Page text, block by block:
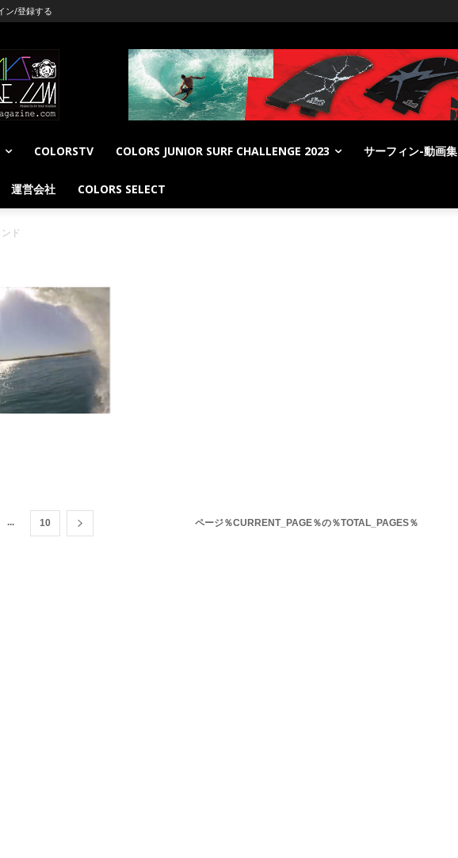
ン/登録する
COLORSTV COLORS JUNIOR SURF CHALLENGE 2023 サーフィン-動画集
運営会社 COLORS SELECT
ド
... 10 ページ％CURRENT_PAGE％の％TOTAL_PAGES％